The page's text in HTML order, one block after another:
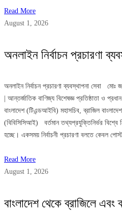
Read More
August 1, 2026
অনলাইন নির্বাচন প্রচারণা
অনলাইন নির্বাচন প্রচারণা ব্যবস্থাপনা সেবা মোঃ
| আন্তর্জাতিক বাণিজ্য বিশেষজ্ঞ প্রতিষ্ঠাতা ও প্রধান
বাংলাদেশ (টিএন্ডআইবি) মহাসচিব, ব্রাজিল
(বিবিসিসিআই) বর্তমান তথ্যপ্রযুক্তিনির্ভর বিশ্বে
হচ্ছে। একসময় নির্বাচনী প্রচারণা বলতে কেবল
Read More
August 1, 2026
বাংলাদেশ থেকে ব্রাজিলে এবং